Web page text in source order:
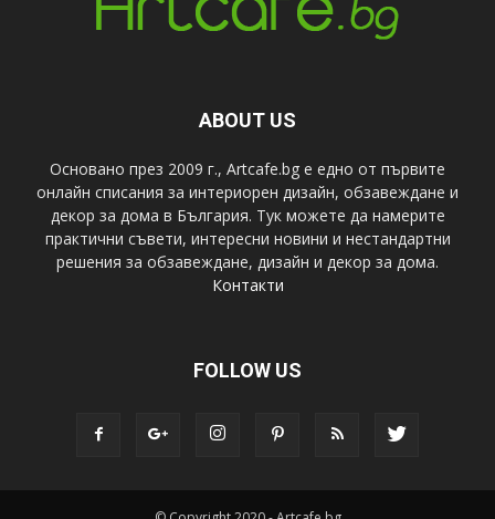
ABOUT US
Основано през 2009 г., Artcafe.bg е едно от първите
онлайн списания за интериорен дизайн, обзавеждане и
декор за дома в България. Тук можете да намерите
практични съвети, интересни новини и нестандартни
решения за обзавеждане, дизайн и декор за дома.
Контакти
FOLLOW US